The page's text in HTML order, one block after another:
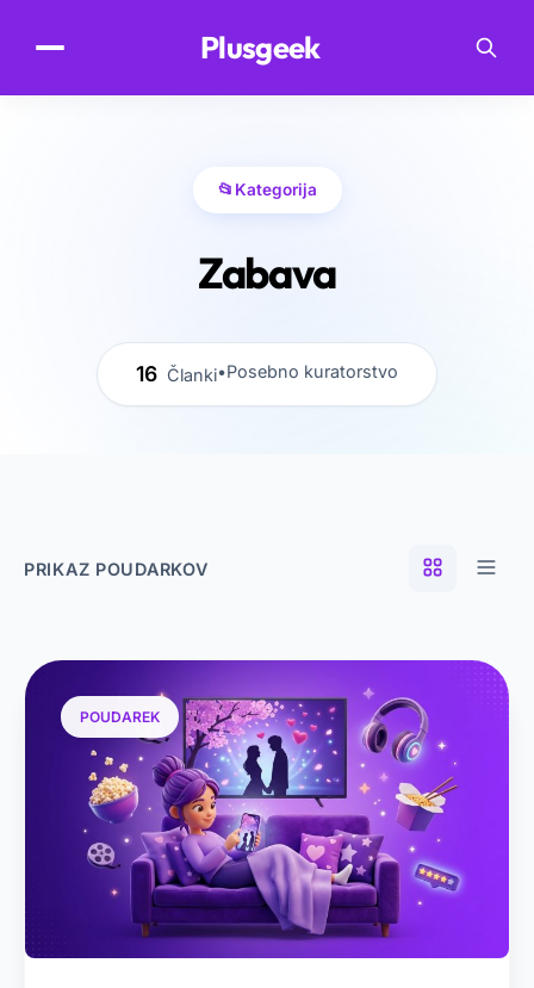
Plusgeek
📂 Kategorija
Zabava
16 Članki•Posebno kuratorstvo
PRIKAZ POUDARKOV
POUDAREK